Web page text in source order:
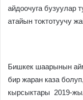
айдоочуга бузуулар
атайын токтотуучу
Бишкек шаарынын
бир жаран каза
кырсыктары 2019-